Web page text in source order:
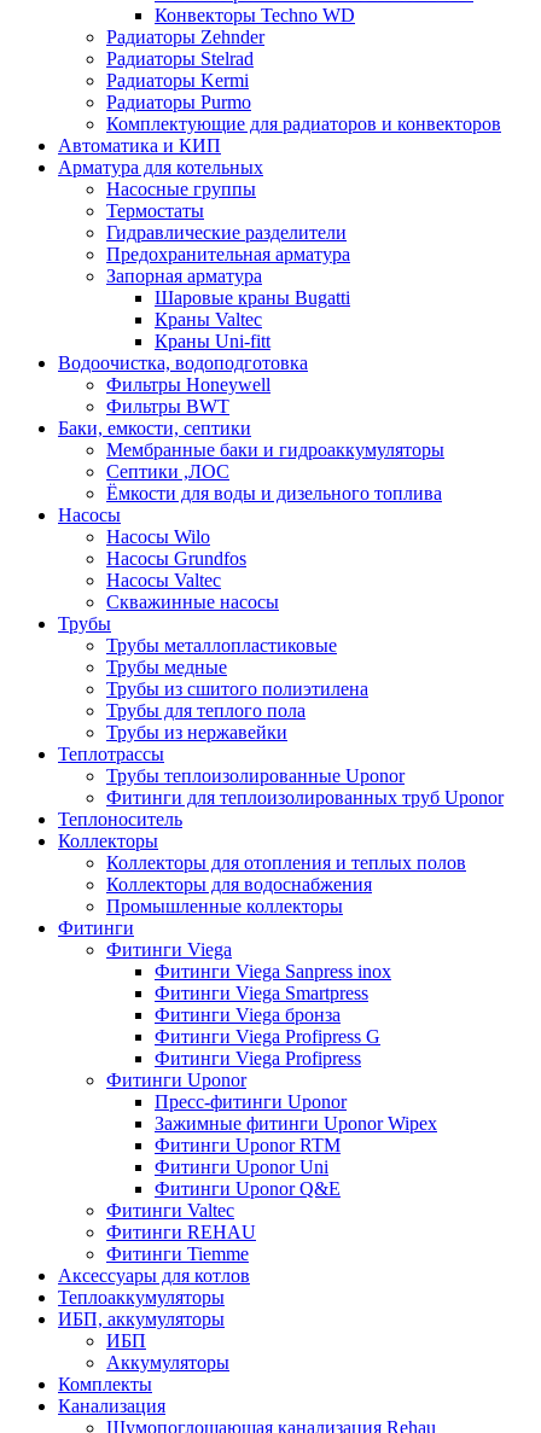
Конвекторы Techno WD
Радиаторы Zehnder
Радиаторы Stelrad
Радиаторы Kermi
Радиаторы Purmo
Комплектующие для радиаторов и конвекторов
Автоматика и КИП
Арматура для котельных
Насосные группы
Термостаты
Гидравлические разделители
Предохранительная арматура
Запорная арматура
Шаровые краны Bugatti
Краны Valtec
Краны Uni-fitt
Водоочистка, водоподготовка
Фильтры Honeywell
Фильтры BWT
Баки, емкости, септики
Мембранные баки и гидроаккумуляторы
Септики ,ЛОС
Ёмкости для воды и дизельного топлива
Насосы
Насосы Wilo
Насосы Grundfos
Насосы Valtec
Скважинные насосы
Трубы
Трубы металлопластиковые
Трубы медные
Трубы из сшитого полиэтилена
Трубы для теплого пола
Трубы из нержавейки
Теплотрассы
Трубы теплоизолированные Uponor
Фитинги для теплоизолированных труб Uponor
Теплоноситель
Коллекторы
Коллекторы для отопления и теплых полов
Коллекторы для водоснабжения
Промышленные коллекторы
Фитинги
Фитинги Viega
Фитинги Viega Sanpress inox
Фитинги Viega Smartpress
Фитинги Viega бронза
Фитинги Viega Profipress G
Фитинги Viega Profipress
Фитинги Uponor
Пресс-фитинги Uponor
Зажимные фитинги Uponor Wipex
Фитинги Uponor RTM
Фитинги Uponor Uni
Фитинги Uponor Q&E
Фитинги Valtec
Фитинги REHAU
Фитинги Tiemme
Аксессуары для котлов
Теплоаккумуляторы
ИБП, аккумуляторы
ИБП
Аккумуляторы
Комплекты
Канализация
Шумопоглощающая канализация Rehau